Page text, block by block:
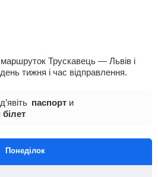
Трускавець — Львів і
тижня і час відправлення.
паспорт и
Понеділок